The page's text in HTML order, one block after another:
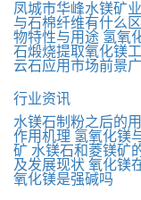
凤城市华峰水镁矿
与石棉纤维有什么
物特性与用途 氢氧
石煅烧提取氧化镁
云石应用市场前景
行业资讯
水镁石制粉之后的
作用机理 氢氧化镁
矿 水镁石和菱镁矿
及发展现状 氧化镁
氧化镁是强碱吗